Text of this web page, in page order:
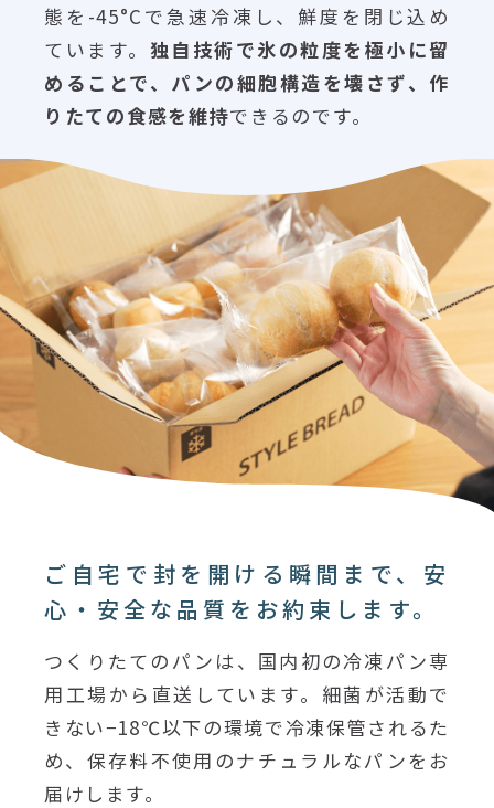
態を-45°Cで急速冷凍し、鮮度を閉じ込め
ています。 独自技術で氷の粒度を極小に留
めることで、パンの細胞構造を壊さず、作
りたての食感を維持できるのです。
ご自宅で封を開ける瞬間まで、安
心・安全な品質をお約束します。
つくりたてのパンは、国内初の冷凍パン専
用工場から直送しています。細菌が活動で
きない−18℃以下の環境で冷凍保管されるた
め、保存料不使用のナチュラルなパンをお
届けします。